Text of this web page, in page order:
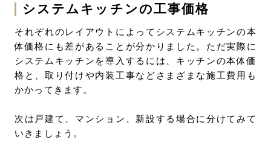
システムキッチンの工事価格
それぞれのレイアウトによってシステムキッチンの本
体価格にも差があることが分かりました。ただ実際に
システムキッチンを導入するには、キッチンの本体価
格と、取り付けや内装工事などさまざまな施工費用も
かかってきます。
次は戸建て、マンション、新設する場合に分けてみて
いきましょう。